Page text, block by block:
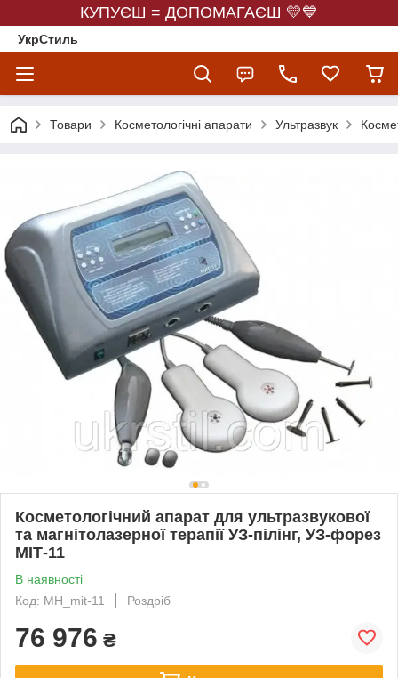
КУПУЄШ = ДОПОМАГАЄШ 💛💙
УкрСтиль
Товари Косметологічні апарати Ультразвук
Косметологічний апарат для ультразвукової
та магнітолазерної терапії УЗ-пілінг, УЗ-форез
МІТ-11
В наявності
Код: MH_mit-11
Роздріб
76 976 ₴